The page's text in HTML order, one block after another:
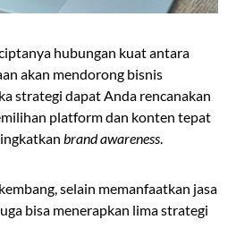
hubungan kuat antara
akan mendorong bisnis
strategi dapat Anda rencanakan
platform dan konten tepat
brand awareness
selain memanfaatkan jasa
bisa menerapkan lima strategi